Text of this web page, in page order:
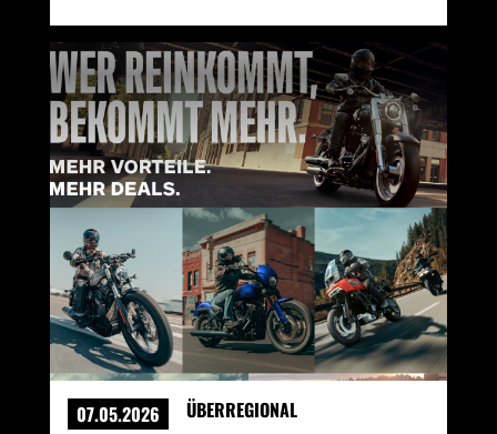
07.05.2026 ÜBERREGIONAL